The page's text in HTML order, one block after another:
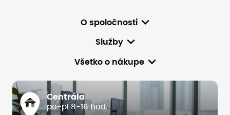
O spoločnosti
Služby
Všetko o nákupe
Centrála
po-pi 8-16 hod.